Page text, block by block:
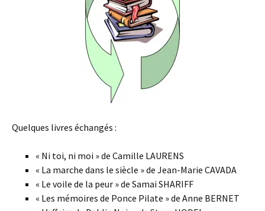
Quelques livres échangés :
« Ni toi, ni moi » de Camille LAURENS
« La marche dans le siècle » de Jean-Marie CAVADA
« Le voile de la peur » de Samai SHARIFF
« Les mémoires de Ponce Pilate » de Anne BERNET